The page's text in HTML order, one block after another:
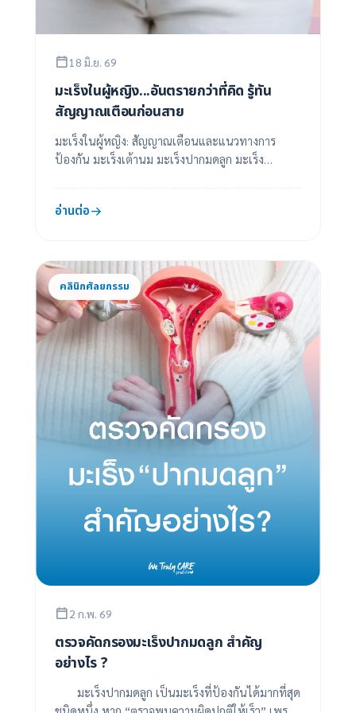
18 มิ.ย. 69
มะเร็งในผู้หญิง...อันตรายกว่าที่คิด รู้ทัน
สัญญาณเตือนก่อนสาย
มะเร็งในผู้หญิง: สัญญาณเตือนและแนวทางการ
ป้องกัน มะเร็งเต้านม มะเร็งปากมดลูก มะเร็ง
อ่านต่อ
คลินิกศัลยกรรม
2 ก.พ. 69
ตรวจคัดกรองมะเร็งปากมดลูก สำคัญ
อย่างไร ?
มะเร็งปากมดลูก เป็นมะเร็งที่ป้องกันได้มากที่สุด